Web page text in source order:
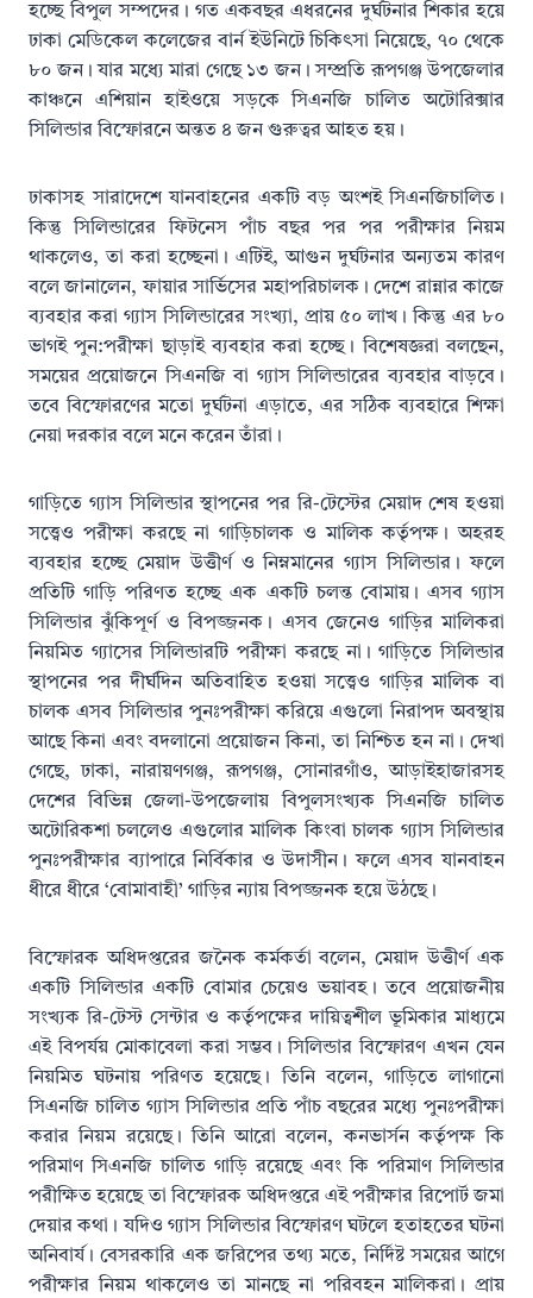
হচ্ছে বিপুল সম্পদের। গত একবছর এধরনের দুর্ঘটনার শিকার হয়ে
ঢাকা মেডিকেল কলেজের বার্ন ইউনিটে চিকিৎসা নিয়েছে, ৭০ থেকে
৮০ জন। যার মধ্যে মারা গেছে ১৩ জন। সম্প্রতি রূপগঞ্জ উপজেলার
কাঞ্চনে এশিয়ান হাইওয়ে সড়কে সিএনজি চালিত অটোরিক্সার
সিলিন্ডার বিস্ফোরনে অন্তত ৪ জন গুরুত্বর আহত হয়।
ঢাকাসহ সারাদেশে যানবাহনের একটি বড় অংশই সিএনজিচালিত।
কিন্তু সিলিন্ডারের ফিটনেস পাঁচ বছর পর পর পরীক্ষার নিয়ম
থাকলেও, তা করা হচ্ছেনা। এটিই, আগুন দুর্ঘটনার অন্যতম কারণ
বলে জানালেন, ফায়ার সার্ভিসের মহাপরিচালক। দেশে রান্নার কাজে
ব্যবহার করা গ্যাস সিলিন্ডারের সংখ্যা, প্রায় ৫০ লাখ। কিন্তু এর ৮০
ভাগই পুন:পরীক্ষা ছাড়াই ব্যবহার করা হচ্ছে। বিশেষজ্ঞরা বলছেন,
সময়ের প্রয়োজনে সিএনজি বা গ্যাস সিলিন্ডারের ব্যবহার বাড়বে।
তবে বিস্ফোরণের মতো দুর্ঘটনা এড়াতে, এর সঠিক ব্যবহারে শিক্ষা
নেয়া দরকার বলে মনে করেন তাঁরা।
গাড়িতে গ্যাস সিলিন্ডার স্থাপনের পর রি-টেস্টের মেয়াদ শেষ হওয়া
সত্ত্বেও পরীক্ষা করছে না গাড়িচালক ও মালিক কর্তৃপক্ষ। অহরহ
ব্যবহার হচ্ছে মেয়াদ উত্তীর্ণ ও নিম্নমানের গ্যাস সিলিন্ডার। ফলে
প্রতিটি গাড়ি পরিণত হচ্ছে এক একটি চলন্ত বোমায়। এসব গ্যাস
সিলিন্ডার ঝুঁকিপূর্ণ ও বিপজ্জনক। এসব জেনেও গাড়ির মালিকরা
নিয়মিত গ্যাসের সিলিন্ডারটি পরীক্ষা করছে না। গাড়িতে সিলিন্ডার
স্থাপনের পর দীর্ঘদিন অতিবাহিত হওয়া সত্ত্বেও গাড়ির মালিক বা
চালক এসব সিলিন্ডার পুনঃপরীক্ষা করিয়ে এগুলো নিরাপদ অবস্থায়
আছে কিনা এবং বদলানো প্রয়োজন কিনা, তা নিশ্চিত হন না। দেখা
গেছে, ঢাকা, নারায়ণগঞ্জ, রূপগঞ্জ, সোনারগাঁও, আড়াইহাজারসহ
দেশের বিভিন্ন জেলা-উপজেলায় বিপুলসংখ্যক সিএনজি চালিত
অটোরিকশা চললেও এগুলোর মালিক কিংবা চালক গ্যাস সিলিন্ডার
পুনঃপরীক্ষার ব্যাপারে নির্বিকার ও উদাসীন। ফলে এসব যানবাহন
ধীরে ধীরে ‘বোমাবাহী’ গাড়ির ন্যায় বিপজ্জনক হয়ে উঠছে।
বিস্ফোরক অধিদপ্তরের জনৈক কর্মকর্তা বলেন, মেয়াদ উত্তীর্ণ এক
একটি সিলিন্ডার একটি বোমার চেয়েও ভয়াবহ। তবে প্রয়োজনীয়
সংখ্যক রি-টেস্ট সেন্টার ও কর্তৃপক্ষের দায়িত্বশীল ভূমিকার মাধ্যমে
এই বিপর্যয় মোকাবেলা করা সম্ভব। সিলিন্ডার বিস্ফোরণ এখন যেন
নিয়মিত ঘটনায় পরিণত হয়েছে। তিনি বলেন, গাড়িতে লাগানো
সিএনজি চালিত গ্যাস সিলিন্ডার প্রতি পাঁচ বছরের মধ্যে পুনঃপরীক্ষা
করার নিয়ম রয়েছে। তিনি আরো বলেন, কনভার্সন কর্তৃপক্ষ কি
পরিমাণ সিএনজি চালিত গাড়ি রয়েছে এবং কি পরিমাণ সিলিন্ডার
পরীক্ষিত হয়েছে তা বিস্ফোরক অধিদপ্তরে এই পরীক্ষার রিপোর্ট জমা
দেয়ার কথা। যদিও গ্যাস সিলিন্ডার বিস্ফোরণ ঘটলে হতাহতের ঘটনা
অনিবার্য। বেসরকারি এক জরিপের তথ্য মতে, নির্দিষ্ট সময়ের আগে
পরীক্ষার নিয়ম থাকলেও তা মানছে না পরিবহন মালিকরা। প্রায়